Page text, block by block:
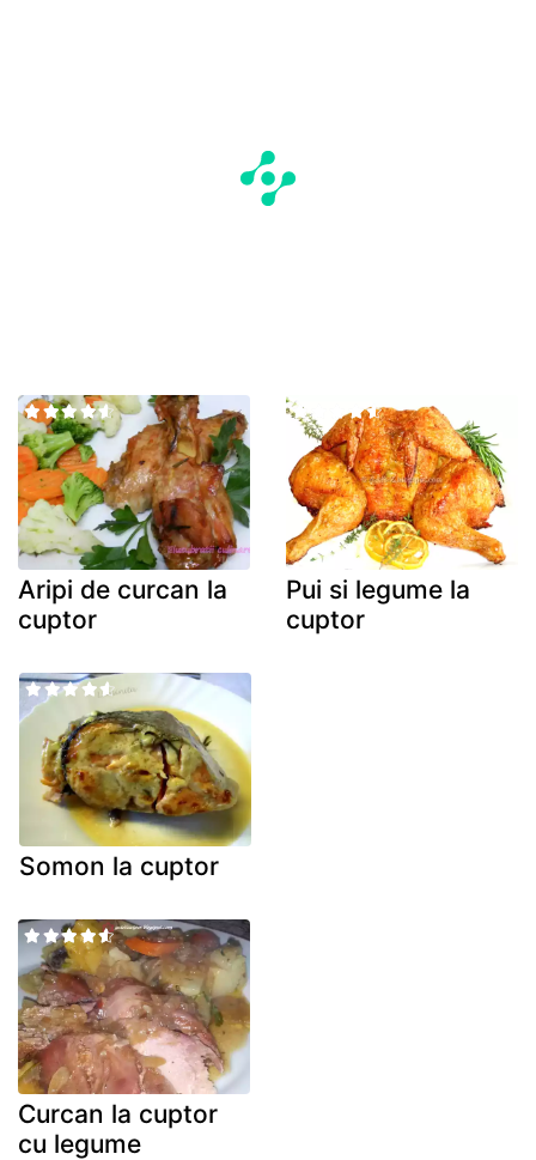
Aripi de curcan la
cuptor
Pui si legume la
cuptor
Somon la cuptor
Curcan la cuptor
cu legume